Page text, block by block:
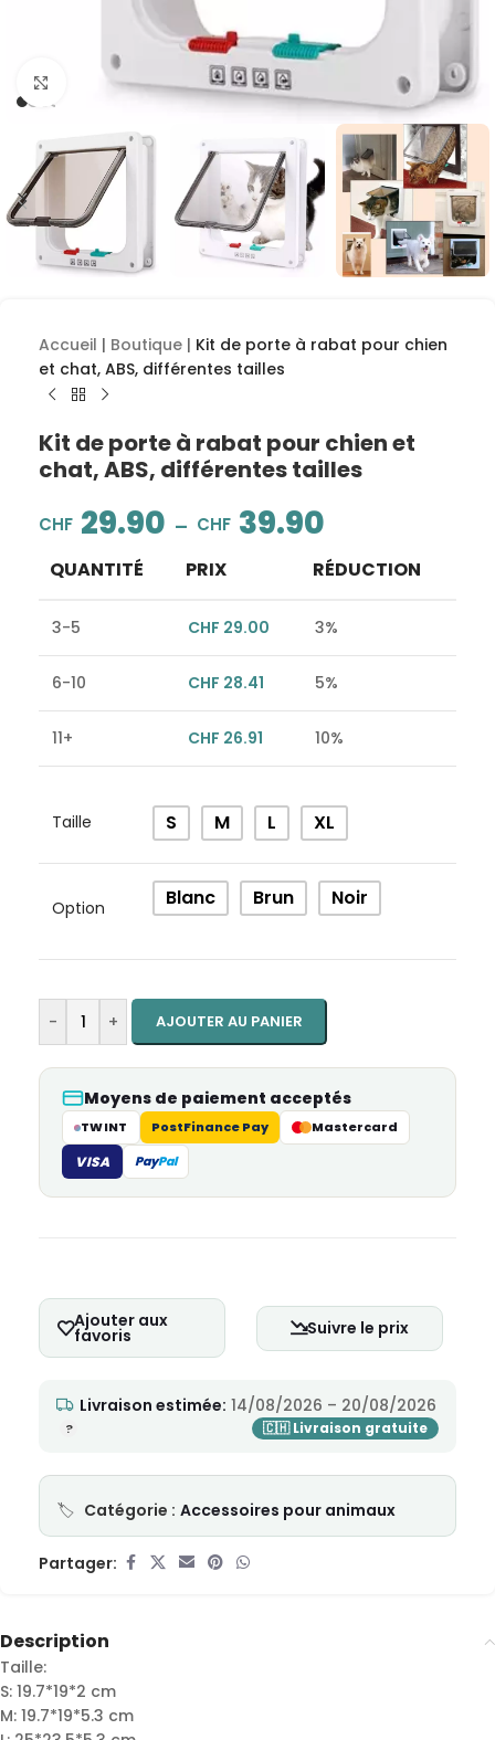
Cliquez pour agrandir
Accueil | Boutique | Kit de porte à rabat pour chien
et chat, ABS, différentes tailles
Kit de porte à rabat pour chien et
chat, ABS, différentes tailles
CHF 29.90 – CHF 39.90
QUANTITÉ PRIX RÉDUCTION
3-5 CHF 29.00 3%
6-10 CHF 28.41 5%
11+ CHF 26.91 10%
Taille S M L XL
Option Blanc Brun Noir
- + AJOUTER AU PANIER
Moyens de paiement acceptés
TWINT PostFinance Pay Mastercard
VISA PayPal
Ajouter aux
favoris Suivre le prix
Livraison estimée: 14/08/2026 – 20/08/2026
Catégorie : Accessoires pour animaux
Partager:
Description
Taille:
S: 19.7*19*2 cm
M: 19.7*19*5.3 cm